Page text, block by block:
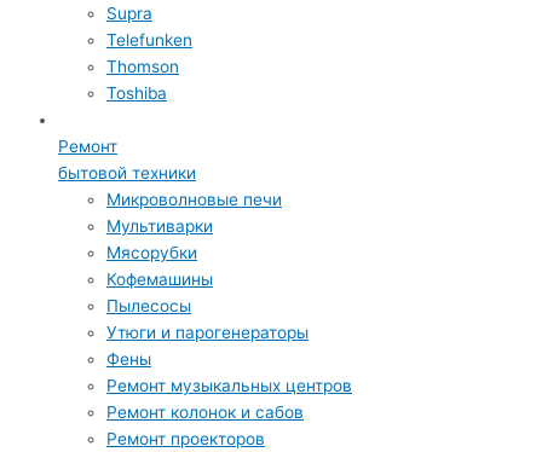
Supra
Telefunken
Thomson
Toshiba
Ремонт
бытовой техники
Микроволновые печи
Мультиварки
Мясорубки
Кофемашины
Пылесосы
Утюги и парогенераторы
Фены
Ремонт музыкальных центров
Ремонт колонок и сабов
Ремонт проекторов